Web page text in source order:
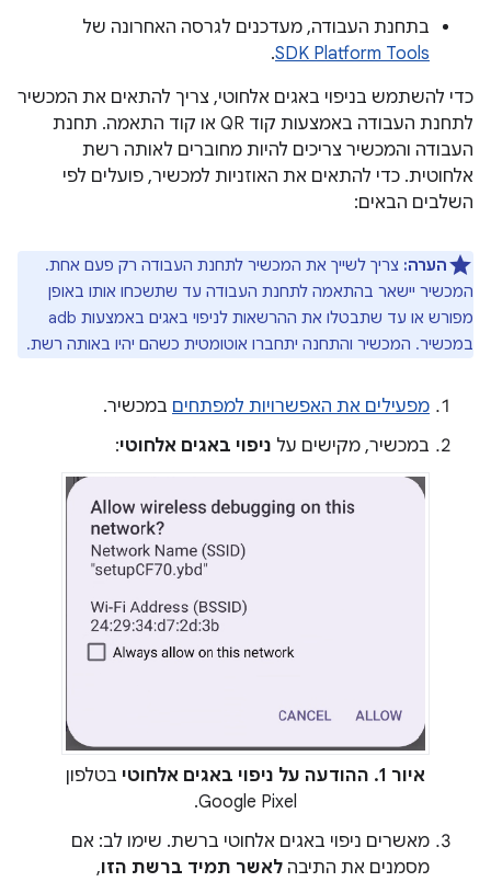
בתחנת העבודה, מעדכנים לגרסה האחרונה של
SDK Platform Tools
.
כדי להשתמש בניפוי באגים אלחוטי, צריך להתאים את המכשיר
לתחנת העבודה באמצעות קוד QR או קוד התאמה. תחנת
העבודה והמכשיר צריכים להיות מחוברים לאותה רשת
אלחוטית. כדי להתאים את האוזניות למכשיר, פועלים לפי
השלבים הבאים:
הערה: צריך לשייך את המכשיר לתחנת העבודה רק פעם אחת.
המכשיר יישאר בהתאמה לתחנת העבודה עד שתשכחו אותו באופן
מפורש או עד שתבטלו את ההרשאות לניפוי באגים באמצעות adb
במכשיר. המכשיר והתחנה יתחברו אוטומטית כשהם יהיו באותה רשת.
מפעילים את האפשרויות למפתחים במכשיר.
במכשיר, מקישים על ניפוי באגים אלחוטי:
איור 1. ההודעה על ניפוי באגים אלחוטי בטלפון
Google Pixel.
מאשרים ניפוי באגים אלחוטי ברשת. שימו לב: אם
מסמנים את התיבה לאשר תמיד ברשת הזו,